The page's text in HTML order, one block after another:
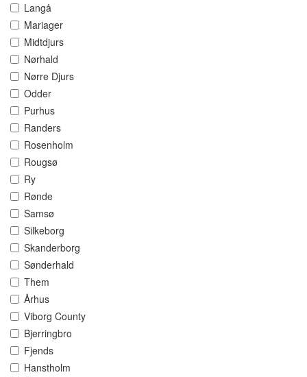
Langå
Mariager
Midtdjurs
Nørhald
Nørre Djurs
Odder
Purhus
Randers
Rosenholm
Rougsø
Ry
Rønde
Samsø
Silkeborg
Skanderborg
Sønderhald
Them
Århus
Viborg County
Bjerringbro
Fjends
Hanstholm